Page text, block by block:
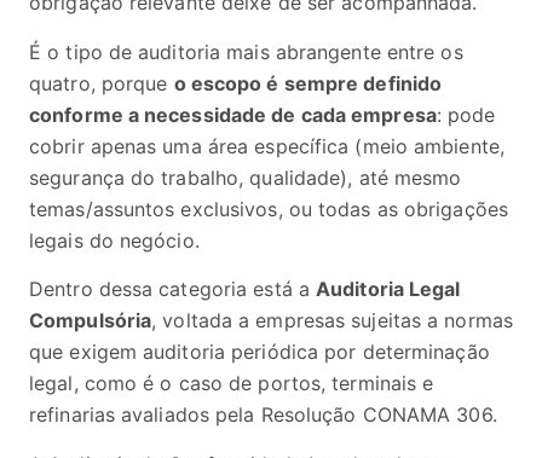
É o tipo de auditoria mais abrangente entre os
quatro, porque o escopo é sempre definido
conforme a necessidade de cada empresa: pode
cobrir apenas uma área específica (meio ambiente,
segurança do trabalho, qualidade), até mesmo
temas/assuntos exclusivos, ou todas as obrigações
legais do negócio.
Dentro dessa categoria está a Auditoria Legal
Compulsória, voltada a empresas sujeitas a normas
que exigem auditoria periódica por determinação
legal, como é o caso de portos, terminais e
refinarias avaliados pela Resolução CONAMA 306.